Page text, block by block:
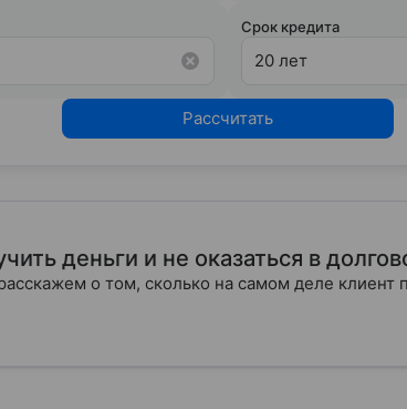
Срок кредита
20 лет
Рассчитать
деньги и не оказаться в
о том, сколько на самом деле клиент